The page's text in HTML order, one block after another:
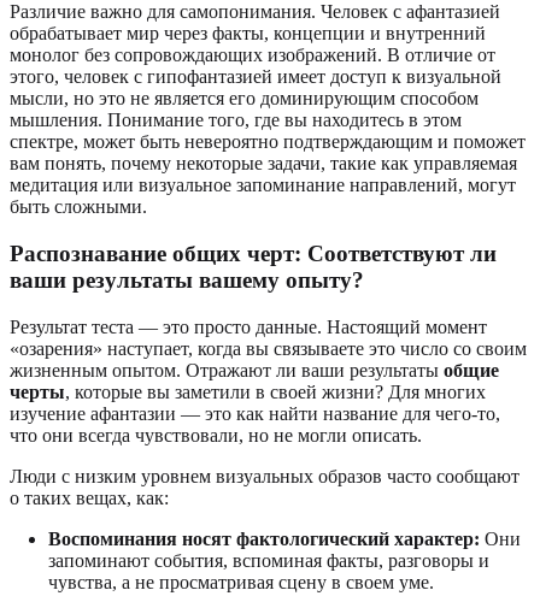
Различие важно для самопонимания. Человек с афантазией
обрабатывает мир через факты, концепции и внутренний
монолог без сопровождающих изображений. В отличие от
этого, человек с гипофантазией имеет доступ к визуальной
мысли, но это не является его доминирующим способом
мышления. Понимание того, где вы находитесь в этом
спектре, может быть невероятно подтверждающим и поможет
вам понять, почему некоторые задачи, такие как управляемая
медитация или визуальное запоминание направлений, могут
быть сложными.
Распознавание общих черт: Соответствуют ли
ваши результаты вашему опыту?
Результат теста — это просто данные. Настоящий момент
«озарения» наступает, когда вы связываете это число со своим
жизненным опытом. Отражают ли ваши результаты общие
черты, которые вы заметили в своей жизни? Для многих
изучение афантазии — это как найти название для чего-то,
что они всегда чувствовали, но не могли описать.
Люди с низким уровнем визуальных образов часто сообщают
о таких вещах, как:
Воспоминания носят фактологический характер: Они
запоминают события, вспоминая факты, разговоры и
чувства, а не просматривая сцену в своем уме.